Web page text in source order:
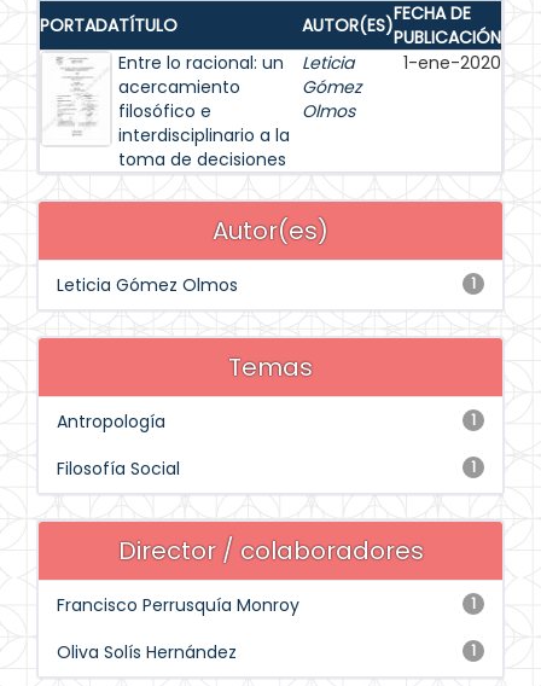
PORTADATÍTULO AUTOR(ES)FECHA DE
PUBLICACIÓN
Entre lo racional: un
acercamiento
filosófico e
interdisciplinario a la
toma de decisiones
Leticia
Gómez
Olmos
1-ene-2020
Autor(es)
1
Leticia Gómez Olmos
Temas
1
Antropología
1
Filosofía Social
Director / colaboradores
1
Francisco Perrusquía Monroy
1
Oliva Solís Hernández